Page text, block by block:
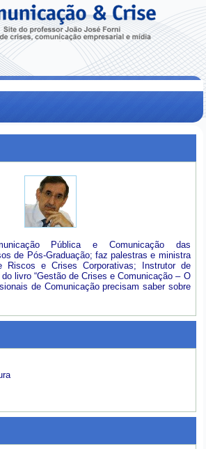
Pública e Comunicação das
de Pós-Graduação; faz palestras e ministra
Riscos e Crises Corporativas; Instrutor de
livro “Gestão de Crises e Comunicação – O
de Comunicação precisam saber sobre